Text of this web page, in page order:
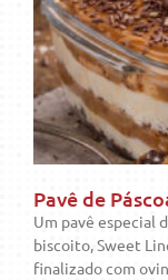
Pavê de
Um pavê especial
biscoito, Sweet
finalizado com